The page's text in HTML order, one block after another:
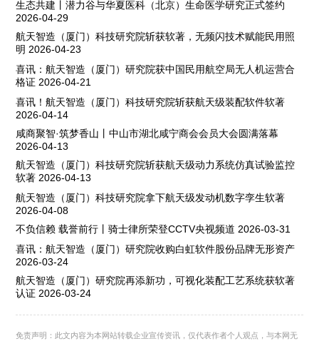
生态共建丨潜力谷与华夏医科（北京）生命医学研究正式签约
2026-04-29
航天智造（厦门）科技研究院斩获软著，无频闪技术赋能民用照
明 2026-04-23
喜讯：航天智造（厦门）研究院获中国民用航空局无人机运营合
格证 2026-04-21
喜讯！航天智造（厦门）科技研究院斩获航天级装配软件软著
2026-04-14
咸商聚智·筑梦香山丨中山市湖北咸宁商会会员大会圆满落幕
2026-04-13
航天智造（厦门）科技研究院斩获航天级动力系统仿真试验监控
软著 2026-04-13
航天智造（厦门）科技研究院拿下航天级发动机数字孪生软著
2026-04-08
不负信赖 载誉前行丨骑士律所荣登CCTV央视频道 2026-03-31
喜讯：航天智造（厦门）研究院收购白虹软件股份品牌无形资产
2026-03-24
航天智造（厦门）研究院再添新功，可视化装配工艺系统获软著
认证 2026-03-24
免责声明：此文内容为本网站转载企业宣传资讯，仅代表作者个人观点，与本网无